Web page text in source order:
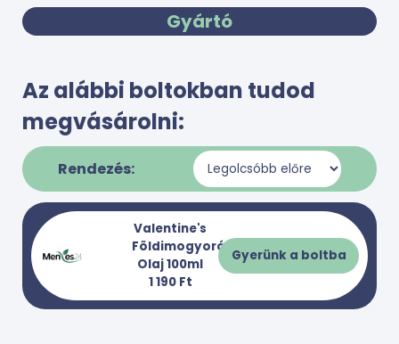
Gyártó
Az alábbi boltokban tudod
megvásárolni:
Rendezés:
Valentine's
Földimogyoró
Olaj 100ml
1 190 Ft
Gyerünk a boltba